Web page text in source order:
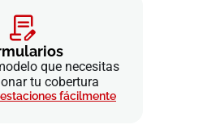
que necesitas
tu cobertura
fácilmente